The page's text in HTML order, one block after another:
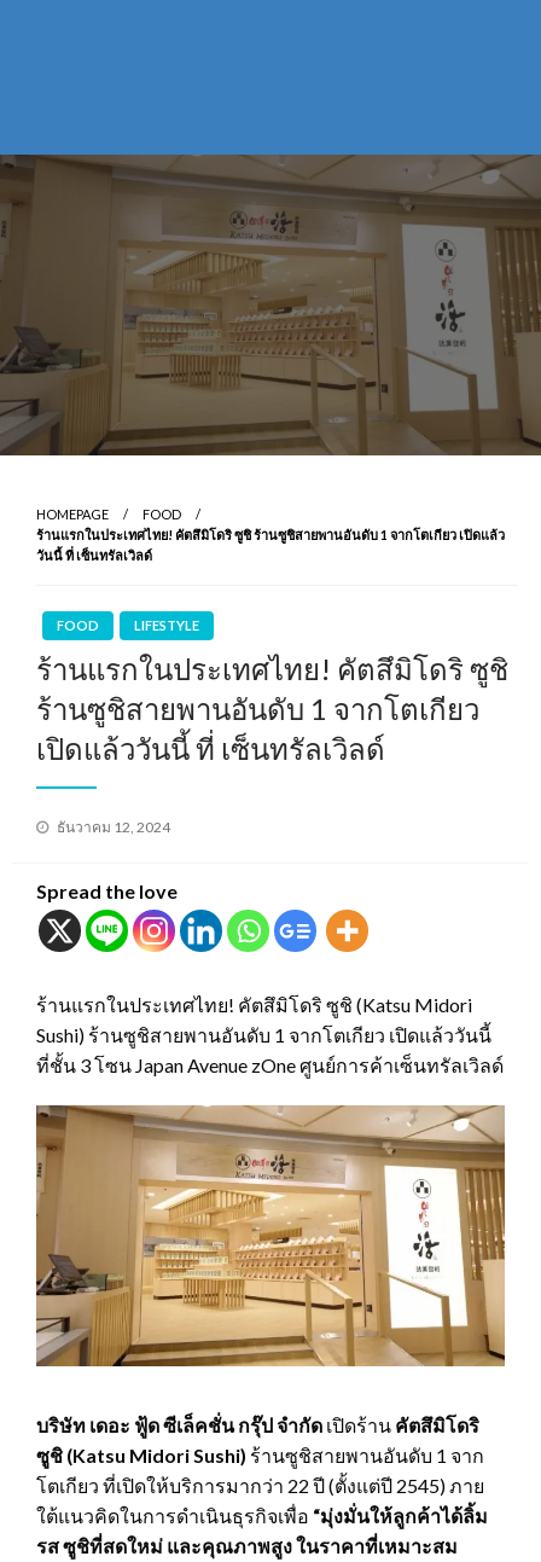
HOMEPAGE
FOOD
ร้านแรกในประเทศไทย! คัตสึมิโดริ ซูชิ ร้านซูชิสายพานอันดับ 1 จากโตเกียว เปิดแล้ว
วันนี้ ที่ เซ็นทรัลเวิลด์
FOOD LIFESTYLE
ร้านแรกในประเทศไทย! คัตสึมิโดริ ซูชิ
ร้านซูชิสายพานอันดับ 1 จากโตเกียว
เปิดแล้ววันนี้ ที่ เซ็นทรัลเวิลด์
Posted
ธันวาคม 12, 2024
Spread the love
ร้านแรกในประเทศไทย! คัตสึมิโดริ ซูชิ (Katsu Midori
Sushi) ร้านซูชิสายพานอันดับ 1 จากโตเกียว เปิดแล้ววันนี้
ที่ชั้น 3 โซน Japan Avenue zOne ศูนย์การค้าเซ็นทรัลเวิลด์
บริษัท เดอะ ฟู้ด ซีเล็คชั่น กรุ๊ป จำกัด เปิดร้าน คัตสึมิโดริ
ซูชิ (Katsu Midori Sushi) ร้านซูชิสายพานอันดับ 1 จาก
โตเกียว ที่เปิดให้บริการมากว่า 22 ปี (ตั้งแต่ปี 2545) ภาย
ใต้แนวคิดในการดำเนินธุรกิจเพื่อ “มุ่งมั่นให้ลูกค้าได้ลิ้ม
รส ซูชิที่สดใหม่ และคุณภาพสูง ในราคาที่เหมาะสม